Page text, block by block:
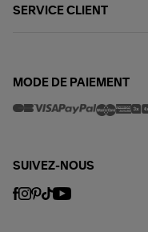
SERVICE CLIENT
MODE DE PAIEMENT
SUIVEZ-NOUS